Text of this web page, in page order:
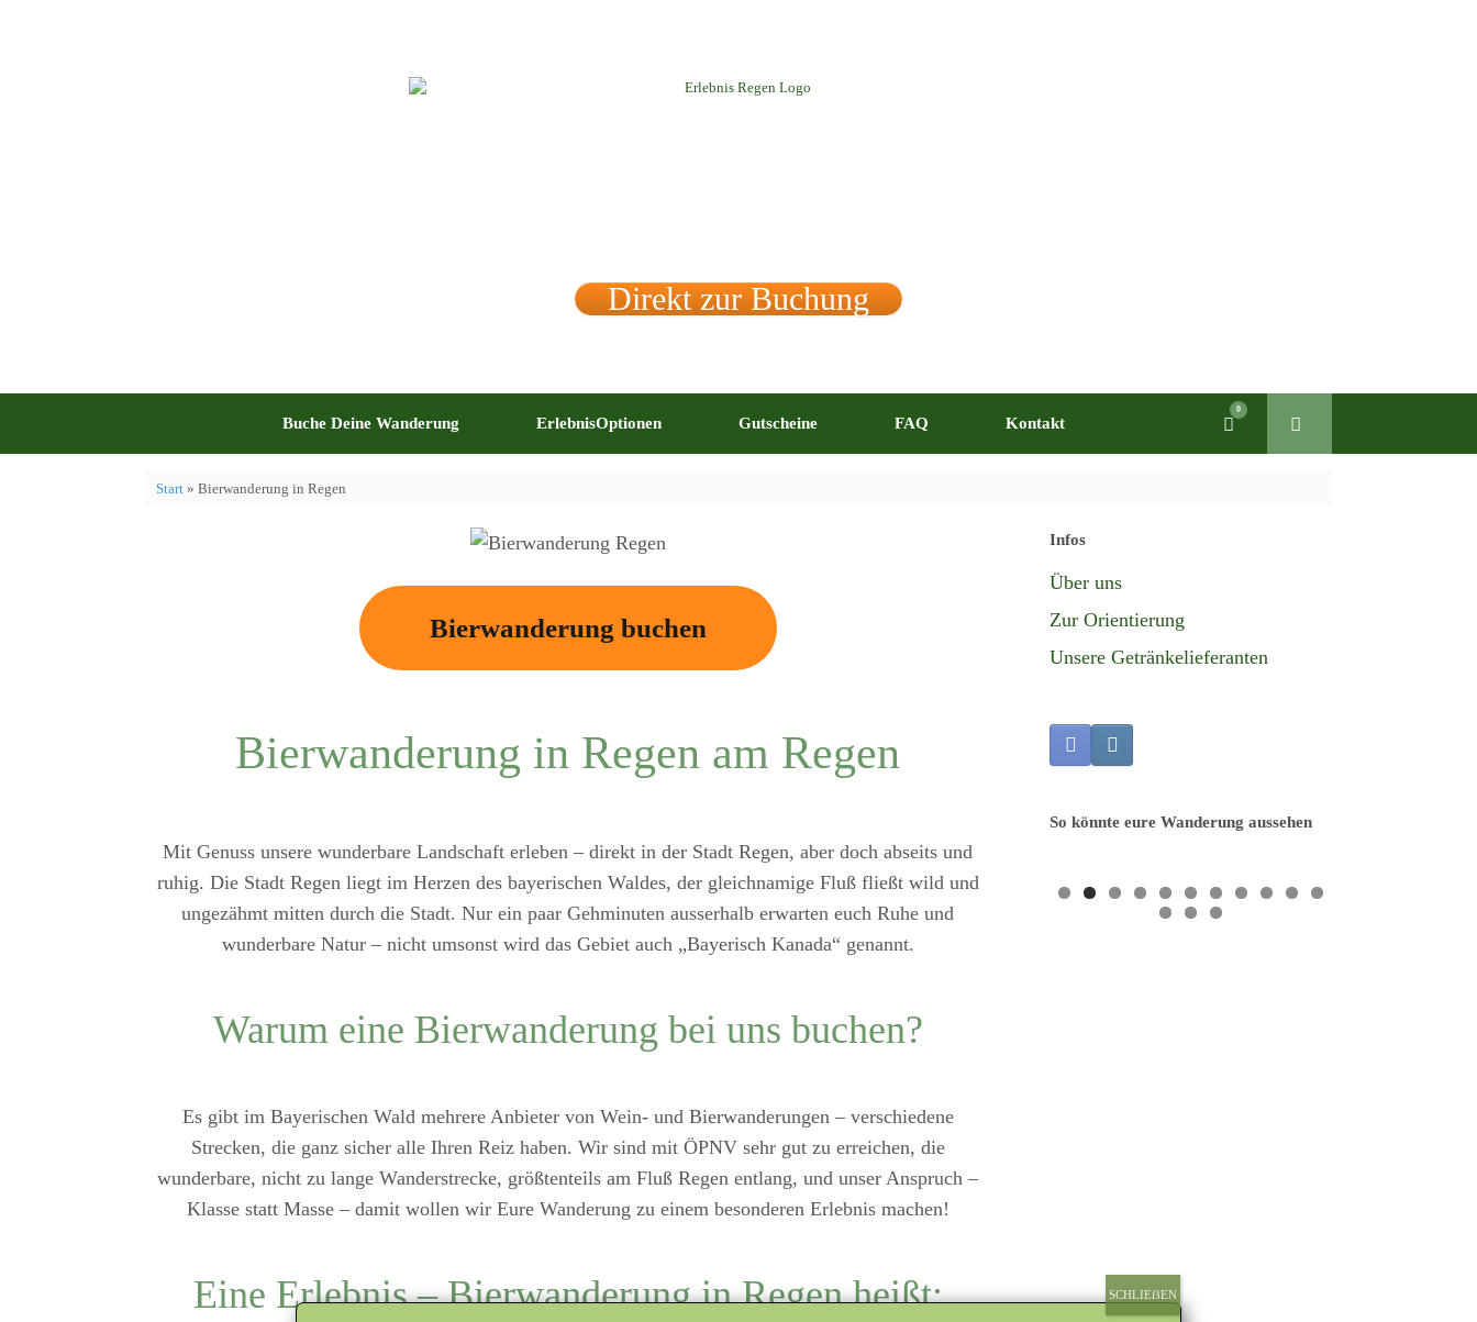
Direkt zur Buchung
Buche Deine Wanderung ErlebnisOptionen Gutscheine FAQ Kontakt
Warenkorb
anzeigen
0
Start» Bierwanderung in Regen
Bierwanderung buchen
Bierwanderung in Regen am Regen
Mit Genuss unsere wunderbare Landschaft erleben – direkt in der Stadt Regen, aber doch abseits und
ruhig. Die Stadt Regen liegt im Herzen des bayerischen Waldes, der gleichnamige Fluß fließt wild und
ungezähmt mitten durch die Stadt. Nur ein paar Gehminuten ausserhalb erwarten euch Ruhe und
wunderbare Natur – nicht umsonst wird das Gebiet auch „Bayerisch Kanada“ genannt.
Warum eine Bierwanderung bei uns buchen?
Es gibt im Bayerischen Wald mehrere Anbieter von Wein- und Bierwanderungen – verschiedene
Strecken, die ganz sicher alle Ihren Reiz haben. Wir sind mit ÖPNV sehr gut zu erreichen, die
wunderbare, nicht zu lange Wanderstrecke, größtenteils am Fluß Regen entlang, und unser Anspruch –
Klasse statt Masse – damit wollen wir Eure Wanderung zu einem besonderen Erlebnis machen!
Eine Erlebnis – Bierwanderung in Regen heißt:
Infos
Über uns
Zur Orientierung
Unsere Getränkelieferanten
So könnte eure Wanderung aussehen
SCHLIEẞEN